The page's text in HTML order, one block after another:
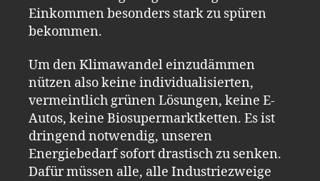
Einkommen besonders stark zu spüren
bekommen.
Um den Klimawandel einzudämmen
nützen also keine individualisierten,
vermeintlich grünen Lösungen, keine E-
Autos, keine Biosupermarktketten. Es ist
dringend notwendig, unseren
Energiebedarf sofort drastisch zu senken.
Dafür müssen alle, alle Industriezweige